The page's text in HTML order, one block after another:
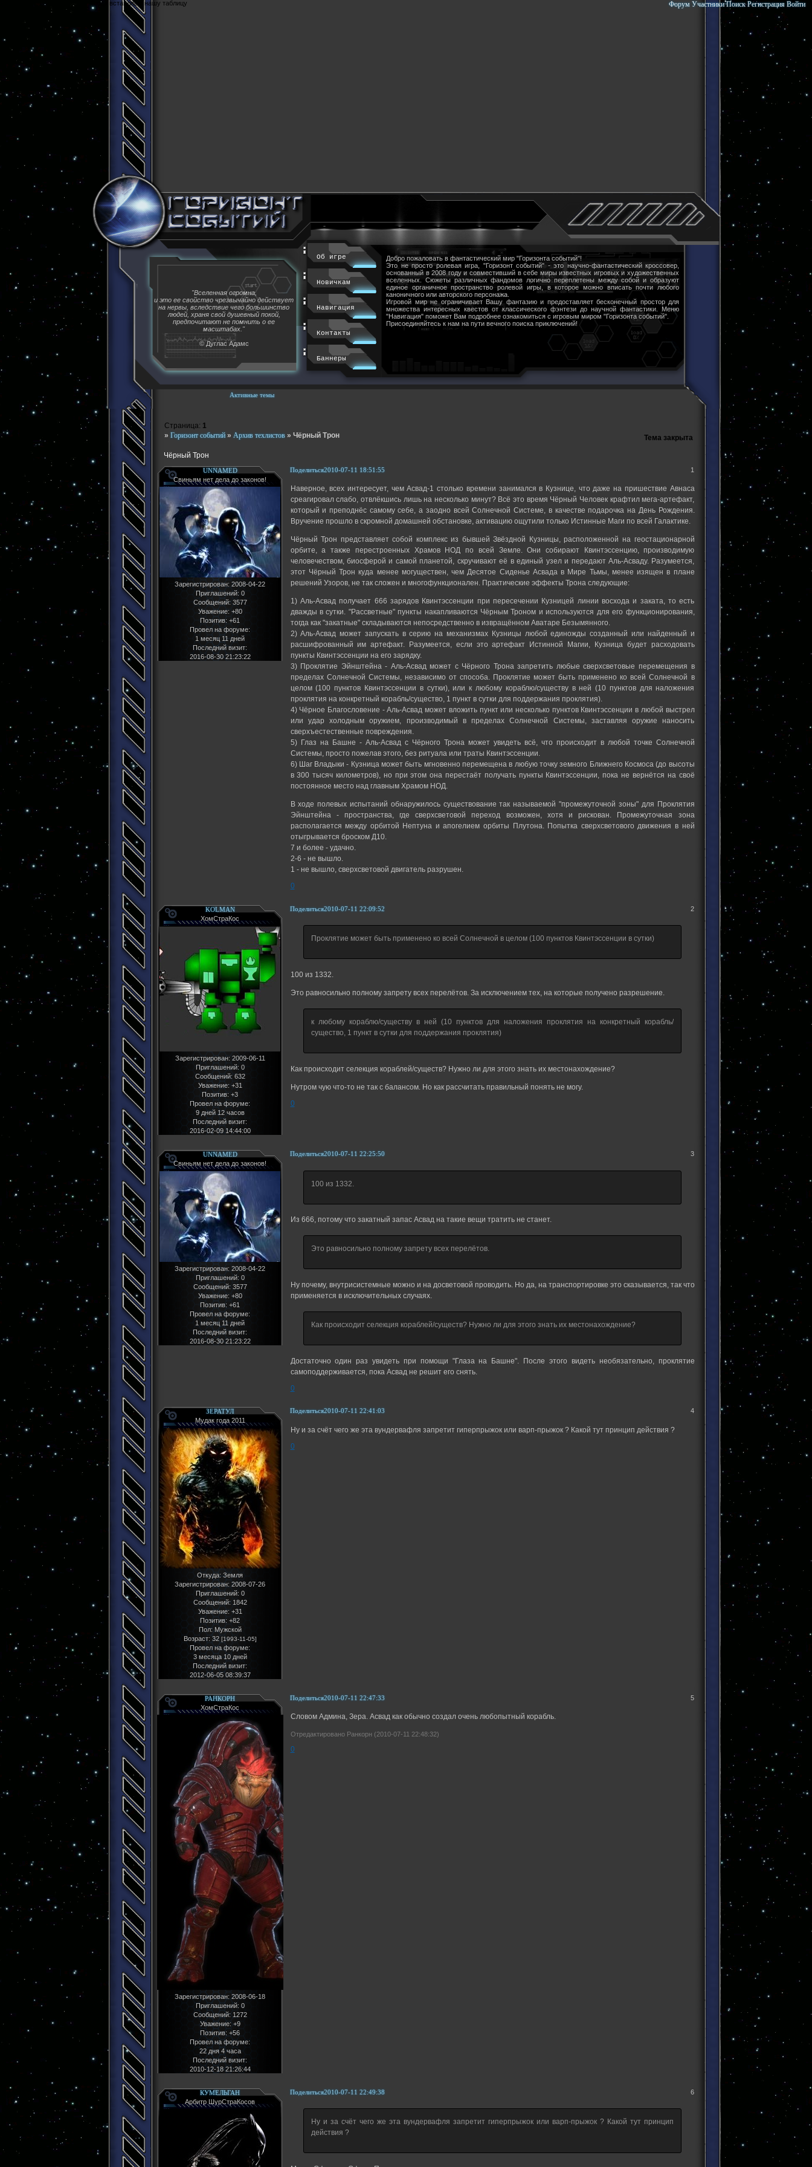
Cюда вставляем нашу таблицу Форум Участники Поиск Регистрация Войти
Активные темы
"Вселенная огромна,
и это ее свойство чрезвычайно действует
на нервы, вследствие чего большинство
людей, храня свой душевный покой,
предпочитают не помнить о ее
масштабах."
© Дуглас Адамс
Об игре
Новичкам
Навигация
Контакты
Баннеры
Добро пожаловать в фантастический мир "Горизонта событий"!
Это не просто ролевая игра, "Горизонт событий" - это научно-фантастический кроссовер,
основанный в 2008 году и совместивший в себе миры известных игровых и художественных
вселенных. Сюжеты различных фандомов логично переплетены между собой и образуют
единое органичное пространство ролевой игры, в которое можно вписать почти любого
каноничного или авторского персонажа.
Игровой мир не ограничивает Вашу фантазию и предоставляет бесконечный простор для
множества интересных квестов от классического фэнтези до научной фантастики. Меню
"Навигация" поможет Вам подробнее ознакомиться с игровым миром "Горизонта событий".
Присоединяйтесь к нам на пути вечного поиска приключений!
» Горизонт событий » Архив техлистов » Чёрный Трон
Чёрный Трон
Страница: 1
Тема закрыта
Поделиться 1
2010-07-11 18:51:55
UNNAMED
Свиньям нет дела до законов!
Зарегистрирован: 2008-04-22
Приглашений: 0
Сообщений: 3577
Уважение: +80
Позитив: +61
Провел на форуме:
1 месяц 11 дней
Последний визит:
2016-08-30 21:23:22
Наверное, всех интересует, чем Асвад-1 столько времени занимался в Кузнице, что даже на пришествие Авнаса
среагировал слабо, отвлёкшись лишь на несколько минут? Всё это время Чёрный Человек крафтил мега-артефакт,
который и преподнёс самому себе, а заодно всей Солнечной Системе, в качестве подарочка на День Рождения.
Вручение прошло в скромной домашней обстановке, активацию ощутили только Истинные Маги по всей Галактике.
Чёрный Трон представляет собой комплекс из бывшей Звёздной Кузницы, расположенной на геостационарной
орбите, а также перестроенных Храмов НОД по всей Земле. Они собирают Квинтэссенцию, производимую
человечеством, биосферой и самой планетой, скручивают её в единый узел и передают Аль-Асваду. Разумеется,
этот Чёрный Трон куда менее могуществен, чем Десятое Сиденье Асвада в Мире Тьмы, менее изящен в плане
решений Узоров, не так сложен и многофункционален. Практические эффекты Трона следующие:
1) Аль-Асвад получает 666 зарядов Квинтэссенции при пересечении Кузницей линии восхода и заката, то есть
дважды в сутки. "Рассветные" пункты накапливаются Чёрным Троном и используются для его функционирования,
тогда как "закатные" складываются непосредственно в извращённом Аватаре Безымянного.
2) Аль-Асвад может запускать в серию на механизмах Кузницы любой единожды созданный или найденный и
расшифрованный им артефакт. Разумеется, если это артефакт Истинной Магии, Кузница будет расходовать
пункты Квинтэссенции на его зарядку.
3) Проклятие Эйнштейна - Аль-Асвад может с Чёрного Трона запретить любые сверхсветовые перемещения в
пределах Солнечной Системы, независимо от способа. Проклятие может быть применено ко всей Солнечной в
целом (100 пунктов Квинтэссенции в сутки), или к любому кораблю/существу в ней (10 пунктов для наложения
проклятия на конкретный корабль/существо, 1 пункт в сутки для поддержания проклятия).
4) Чёрное Благословение - Аль-Асвад может вложить пункт или несколько пунктов Квинтэссенции в любой выстрел
или удар холодным оружием, производимый в пределах Солнечной Системы, заставляя оружие наносить
сверхъестественные повреждения.
5) Глаз на Башне - Аль-Асвад с Чёрного Трона может увидеть всё, что происходит в любой точке Солнечной
Системы, просто пожелав этого, без ритуала или траты Квинтэссенции.
6) Шаг Владыки - Кузница может быть мгновенно перемещена в любую точку земного Ближнего Космоса (до высоты
в 300 тысяч километров), но при этом она перестаёт получать пункты Квинтэссенции, пока не вернётся на своё
постоянное место над главным Храмом НОД.
В ходе полевых испытаний обнаружилось существование так называемой "промежуточной зоны" для Проклятия
Эйнштейна - пространства, где сверхсветовой переход возможен, хотя и рискован. Промежуточная зона
располагается между орбитой Нептуна и апогелием орбиты Плутона. Попытка сверхсветового движения в ней
отыгрывается броском Д10.
7 и более - удачно.
2-6 - не вышло.
1 - не вышло, сверхсветовой двигатель разрушен.
0
Поделиться 2
2010-07-11 22:09:52
KOLMAN
ХомСтраКос
Зарегистрирован: 2009-06-11
Приглашений: 0
Сообщений: 632
Уважение: +31
Позитив: +3
Провел на форуме:
9 дней 12 часов
Последний визит:
2016-02-09 14:44:00
Проклятие может быть применено ко всей Солнечной в целом (100 пунктов Квинтэссенции в сутки)
100 из 1332.
Это равносильно полному запрету всех перелётов. За исключением тех, на которые получено разрешение.
к любому кораблю/существу в ней (10 пунктов для наложения проклятия на конкретный корабль/
существо, 1 пункт в сутки для поддержания проклятия)
Как происходит селекция кораблей/существ? Нужно ли для этого знать их местонахождение?
Нутром чую что-то не так с балансом. Но как рассчитать правильный понять не могу.
0
Поделиться 3
2010-07-11 22:25:50
UNNAMED
Свиньям нет дела до законов!
Зарегистрирован: 2008-04-22
Приглашений: 0
Сообщений: 3577
Уважение: +80
Позитив: +61
Провел на форуме:
1 месяц 11 дней
Последний визит:
2016-08-30 21:23:22
100 из 1332.
Из 666, потому что закатный запас Асвад на такие вещи тратить не станет.
Это равносильно полному запрету всех перелётов.
Ну почему, внутрисистемные можно и на досветовой проводить. Но да, на транспортировке это сказывается, так что
применяется в исключительных случаях.
Как происходит селекция кораблей/существ? Нужно ли для этого знать их местонахождение?
Достаточно один раз увидеть при помощи "Глаза на Башне". После этого видеть необязательно, проклятие
самоподдерживается, пока Асвад не решит его снять.
0
Поделиться 4
2010-07-11 22:41:03
ЗЕРАТУЛ
Мудак года 2011
Откуда: Земля
Зарегистрирован: 2008-07-26
Приглашений: 0
Сообщений: 1842
Уважение: +31
Позитив: +82
Пол:Мужской
Возраст: 32 [1993-11-05]
Провел на форуме:
3 месяца 10 дней
Последний визит:
2012-06-05 08:39:37
Ну и за счёт чего же эта вундервафля запретит гиперпрыжок или варп-прыжок ? Какой тут принцип действия ?
0
Поделиться 5
2010-07-11 22:47:33
РАНКОРН
ХомСтраКос
Зарегистрирован: 2008-06-18
Приглашений: 0
Сообщений:1272
Уважение: +9
Позитив: +56
Провел на форуме:
22 дня 4 часа
Последний визит:
2010-12-18 21:26:44
Словом Админа, Зера. Асвад как обычно создал очень любопытный корабль.
Отредактировано Ранкорн (2010-07-11 22:48:32)
0
Поделиться 6
2010-07-11 22:49:38
КУМЕЛЬГАН
Арбитр ШурСтраКосов
Ну и за счёт чего же эта вундервафля запретит гиперпрыжок или варп-прыжок ? Какой тут принцип
действия ?